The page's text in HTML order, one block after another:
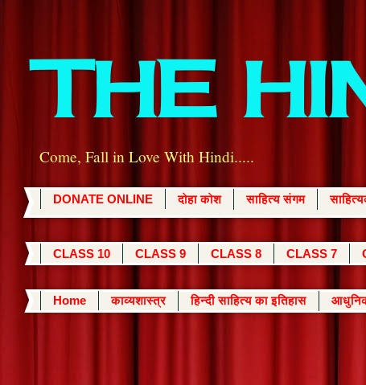
THE
Come, Fall in Love With Hindi.....
DONATE ONLINE दोहा कोश साहित्य संगम
CLASS 10 CLASS 9 CLASS 8 CLASS 7
Home काव्यशास्त्र हिन्दी साहित्य का इतिहास